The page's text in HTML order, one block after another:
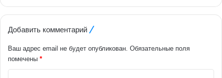
Добавить комментарий
Ваш адрес email не будет опубликован. Обязательные поля
помечены *